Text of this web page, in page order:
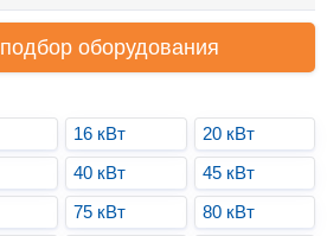
оборудования
16 кВт
20 кВт
40 кВт
45 кВт
75 кВт
80 кВт